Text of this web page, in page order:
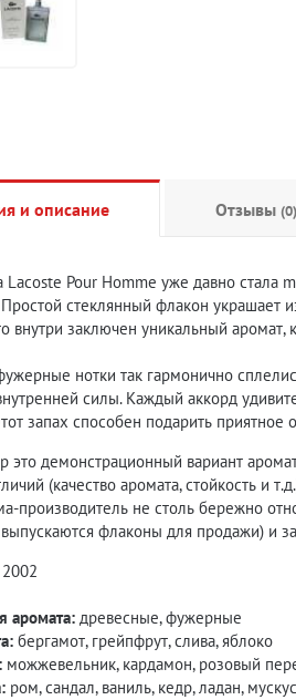
и описание Отзывы (0)
Lacoste Pour Homme уже давно
Простой стеклянный флакон
внутри заключен уникальный
нотки так гармонично
силы. Каждый аккорд
запах способен подарить
это демонстрационный вариант
(качество аромата, стойкость и
производитель не столь бережно
флаконы для продажи) и
2002
аромата: древесные, фужерные
бергамот, грейпфрут, слива, яблоко
можжевельник, кардамон, розовый
ром, сандал, ваниль, кедр, ладан, мускус